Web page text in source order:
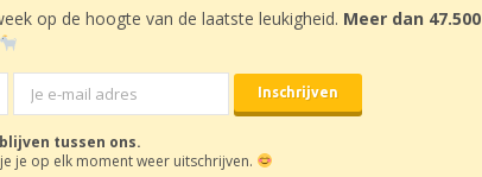
op de hoogte van de laatste leukigheid. Meer dan 47.500
tussen ons.
je op elk moment weer uitschrijven.